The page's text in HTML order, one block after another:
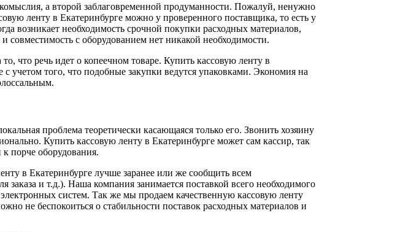
а второй заблаговременной продуманности. Пожалуй, ненужно
ленту в Екатеринбурге можно у проверенного поставщика, то есть у
возникает необходимость срочной покупки расходных материалов,
совместимость с оборудованием нет никакой необходимости.
что речь идет о копеечном товаре. Купить кассовую ленту в
учетом того, что подобные закупки ведутся упаковками. Экономия на
проблема теоретически касающаяся только его. Звонить хозяину
Купить кассовую ленту в Екатеринбурге может сам кассир, так
порче оборудования.
в Екатеринбурге лучше заранее или же сообщить всем
и т.д.). Наша компания занимается поставкой всего необходимого
систем. Так же мы продаем качественную кассовую ленту
не беспокоиться о стабильности поставок расходных материалов и